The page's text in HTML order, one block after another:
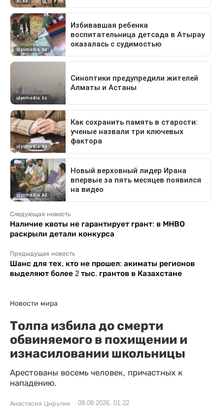
Следующая новость
Наличие квоты не гарантирует грант: в МНВО
раскрыли детали конкурса
Предыдущая новость
Шанс для тех, кто не прошел: акиматы регионов
выделяют более 2 тыс. грантов в Казахстане
Новости мира
Толпа избила до смерти
обвиняемого в похищении и
изнасиловании школьницы
Арестованы восемь человек, причастных к
нападению.
Анастасия Цирулик 08.08.2026, 01:22